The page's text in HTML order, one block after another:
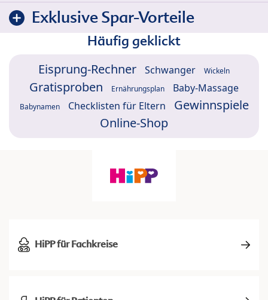
Exklusive Spar-Vorteile
Häufig geklickt
Eisprung-Rechner Schwanger Wickeln
Gratisproben Ernährungsplan Baby-Massage
Babynamen Checklisten für Eltern
Gewinnspiele
Online-Shop
HiPP für Fachkreise